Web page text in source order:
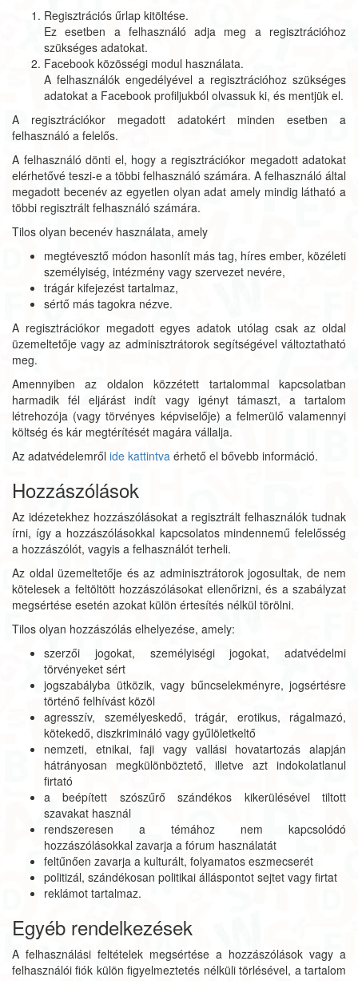
Regisztrációs űrlap kitöltése.
Ez esetben a felhasználó adja meg a regisztrációhoz
szükséges adatokat.
Facebook közösségi modul használata.
A felhasználók engedélyével a regisztrációhoz szükséges
adatokat a Facebook profiljukból olvassuk ki, és mentjük el.
A regisztrációkor megadott adatokért minden esetben a
felhasználó a felelős.
A felhasználó dönti el, hogy a regisztrációkor megadott adatokat
elérhetővé teszi-e a többi felhasználó számára. A felhasználó által
megadott becenév az egyetlen olyan adat amely mindig látható a
többi regisztrált felhasználó számára.
Tilos olyan becenév használata, amely
megtévesztő módon hasonlít más tag, híres ember, közéleti
személyiség, intézmény vagy szervezet nevére,
trágár kifejezést tartalmaz,
sértő más tagokra nézve.
A regisztrációkor megadott egyes adatok utólag csak az oldal
üzemeltetője vagy az adminisztrátorok segítségével változtatható
meg.
Amennyiben az oldalon közzétett tartalommal kapcsolatban
harmadik fél eljárást indít vagy igényt támaszt, a tartalom
létrehozója (vagy törvényes képviselője) a felmerülő valamennyi
költség és kár megtérítését magára vállalja.
Az adatvédelemről ide kattintva érhető el bővebb információ.
Hozzászólások
Az idézetekhez hozzászólásokat a regisztrált felhasználók tudnak
írni, így a hozzászólásokkal kapcsolatos mindennemű felelősség
a hozzászólót, vagyis a felhasználót terheli.
Az oldal üzemeltetője és az adminisztrátorok jogosultak, de nem
kötelesek a feltöltött hozzászólásokat ellenőrizni, és a szabályzat
megsértése esetén azokat külön értesítés nélkül törölni.
Tilos olyan hozzászólás elhelyezése, amely:
szerzői jogokat, személyiségi jogokat, adatvédelmi
törvényeket sért
jogszabályba ütközik, vagy bűncselekményre, jogsértésre
történő felhívást közöl
agresszív, személyeskedő, trágár, erotikus, rágalmazó,
kötekedő, diszkrimináló vagy gyűlöletkeltő
nemzeti, etnikai, faji vagy vallási hovatartozás alapján
hátrányosan megkülönböztető, illetve azt indokolatlanul
firtató
a beépített szószűrő szándékos kikerülésével tiltott
szavakat használ
rendszeresen a témához nem kapcsolódó
hozzászólásokkal zavarja a fórum használatát
feltűnően zavarja a kulturált, folyamatos eszmecserét
politizál, szándékosan politikai álláspontot sejtet vagy firtat
reklámot tartalmaz.
Egyéb rendelkezések
A felhasználási feltételek megsértése a hozzászólások vagy a
felhasználói fiók külön figyelmeztetés nélküli törlésével, a tartalom